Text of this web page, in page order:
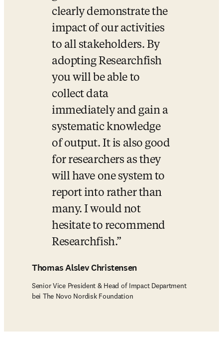
clearly demonstrate the
impact of our activities
to all stakeholders. By
adopting Researchfish
you will be able to
collect data
immediately and gain a
systematic knowledge
of output. It is also good
for researchers as they
will have one system to
report into rather than
many. I would not
hesitate to recommend
Researchfish.
Thomas Alslev Christensen
Senior Vice President & Head of Impact Department
bei The Novo Nordisk Foundation